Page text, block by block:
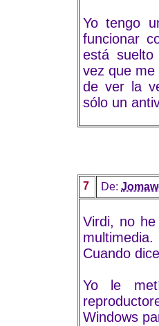
Yo tengo
funcionar
está
vez que me
de ver la
sólo un
7 De:
Virdi, no
multimedia.
Cuando
Yo le
Windows